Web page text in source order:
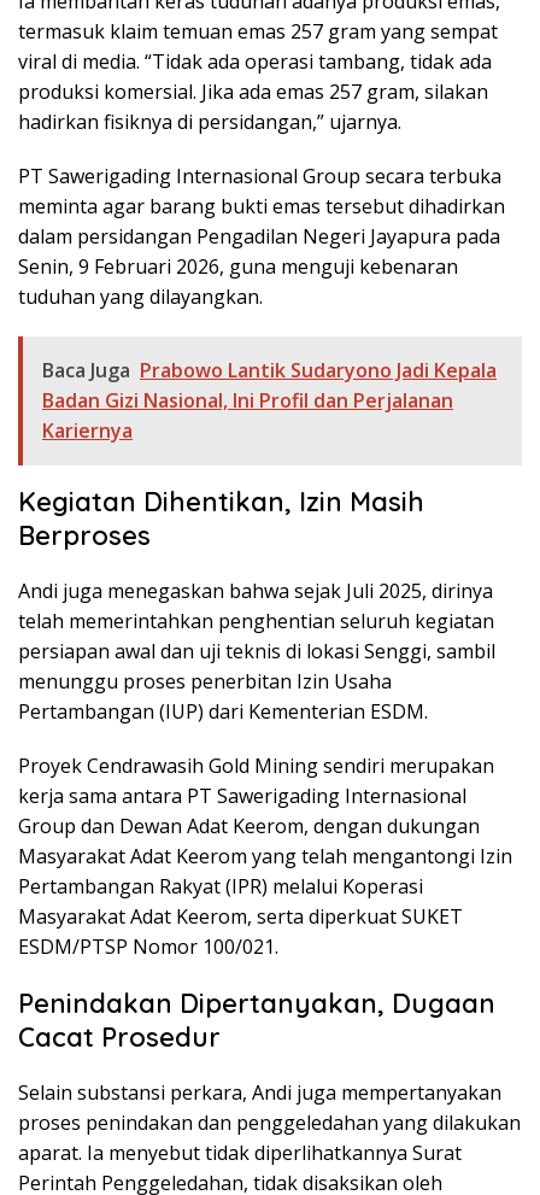
termasuk klaim temuan emas 257 gram yang sempat
viral di media. “Tidak ada operasi tambang, tidak ada
produksi komersial. Jika ada emas 257 gram, silakan
hadirkan fisiknya di persidangan,” ujarnya.
PT Sawerigading Internasional Group secara terbuka
meminta agar barang bukti emas tersebut dihadirkan
dalam persidangan Pengadilan Negeri Jayapura pada
Senin, 9 Februari 2026, guna menguji kebenaran
tuduhan yang dilayangkan.
Baca Juga Prabowo Lantik Sudaryono Jadi Kepala
Badan Gizi Nasional, Ini Profil dan Perjalanan
Kariernya
Kegiatan Dihentikan, Izin Masih
Berproses
Andi juga menegaskan bahwa sejak Juli 2025, dirinya
telah memerintahkan penghentian seluruh kegiatan
persiapan awal dan uji teknis di lokasi Senggi, sambil
menunggu proses penerbitan Izin Usaha
Pertambangan (IUP) dari Kementerian ESDM.
Proyek Cendrawasih Gold Mining sendiri merupakan
kerja sama antara PT Sawerigading Internasional
Group dan Dewan Adat Keerom, dengan dukungan
Masyarakat Adat Keerom yang telah mengantongi Izin
Pertambangan Rakyat (IPR) melalui Koperasi
Masyarakat Adat Keerom, serta diperkuat SUKET
ESDM/PTSP Nomor 100/021.
Penindakan Dipertanyakan, Dugaan
Cacat Prosedur
Selain substansi perkara, Andi juga mempertanyakan
proses penindakan dan penggeledahan yang dilakukan
aparat. Ia menyebut tidak diperlihatkannya Surat
Perintah Penggeledahan, tidak disaksikan oleh